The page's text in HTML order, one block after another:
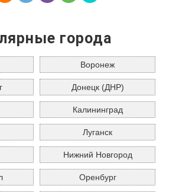
города
Воронеж
Донецк (ДНР)
Калининград
Луганск
Нижний Новгород
Оренбург